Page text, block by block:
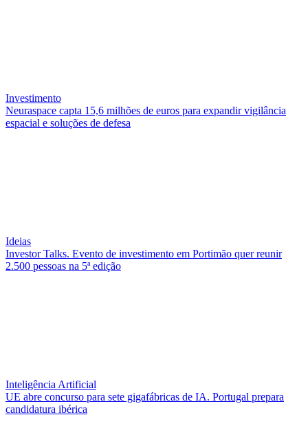
Investimento
Neuraspace capta 15,6 milhões de euros para expandir vigilância
espacial e soluções de defesa
Ideias
Investor Talks. Evento de investimento em Portimão quer reunir
2.500 pessoas na 5ª edição
Inteligência Artificial
UE abre concurso para sete gigafábricas de IA. Portugal prepara
candidatura ibérica